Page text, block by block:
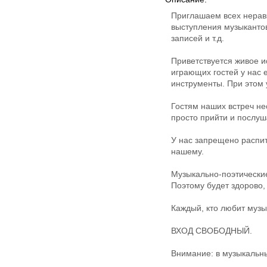
Приглашаем всех
выступления
записей и т.д.
Приветствуется живое
играющих гостей у нас
инструменты. При этом
Гостям наших встреч
просто прийти и
У нас запрещено
нашему.
Музыкально-
Поэтому будет
Каждый, кто любит
ВХОД СВОБОДНЫЙ.
Внимание: в